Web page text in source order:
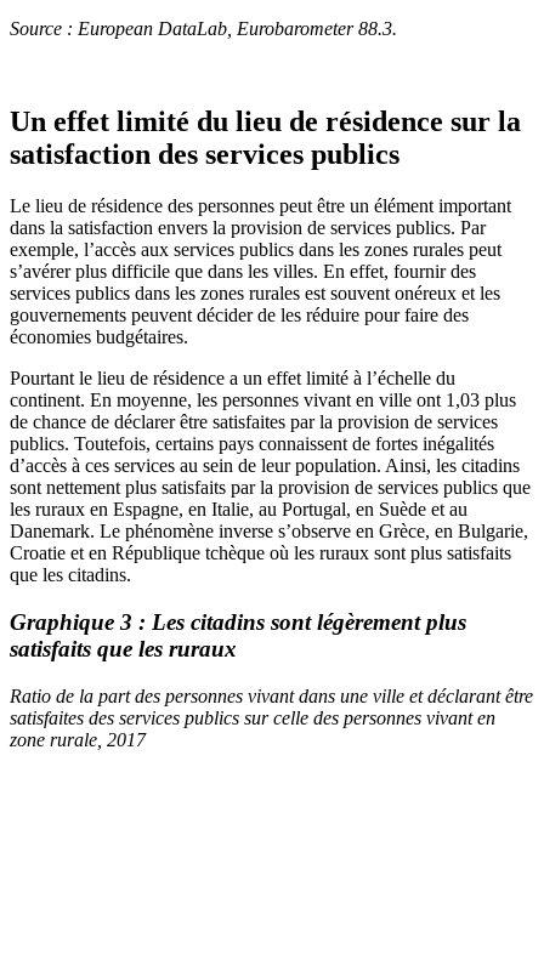
Source : European DataLab, Eurobarometer 88.3.
Un effet limité du lieu de résidence sur la
satisfaction des services publics
Le lieu de résidence des personnes peut être un élément important
dans la satisfaction envers la provision de services publics. Par
exemple, l’accès aux services publics dans les zones rurales peut
s’avérer plus difficile que dans les villes. En effet, fournir des
services publics dans les zones rurales est souvent onéreux et les
gouvernements peuvent décider de les réduire pour faire des
économies budgétaires.
Pourtant le lieu de résidence a un effet limité à l’échelle du
continent. En moyenne, les personnes vivant en ville ont 1,03 plus
de chance de déclarer être satisfaites par la provision de services
publics. Toutefois, certains pays connaissent de fortes inégalités
d’accès à ces services au sein de leur population. Ainsi, les citadins
sont nettement plus satisfaits par la provision de services publics que
les ruraux en Espagne, en Italie, au Portugal, en Suède et au
Danemark. Le phénomène inverse s’observe en Grèce, en Bulgarie,
Croatie et en République tchèque où les ruraux sont plus satisfaits
que les citadins.
Graphique 3 : Les citadins sont légèrement plus
satisfaits que les ruraux
Ratio de la part des personnes vivant dans une ville et déclarant être
satisfaites des services publics sur celle des personnes vivant en
zone rurale, 2017